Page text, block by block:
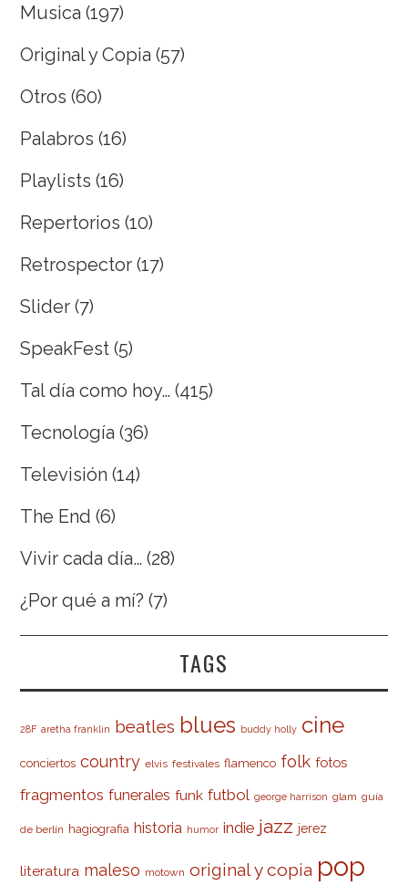
Musica (197)
Original y Copia (57)
Otros (60)
Palabros (16)
Playlists (16)
Repertorios (10)
Retrospector (17)
Slider (7)
SpeakFest (5)
Tal día como hoy… (415)
Tecnología (36)
Televisión (14)
The End (6)
Vivir cada día… (28)
¿Por qué a mí? (7)
TAGS
28F aretha franklin beatles blues buddy holly cine
conciertos country elvis festivales flamenco folk fotos
fragmentos funerales funk futbol george harrison glam guía
de berlín hagiografia historia humor indie jazz jerez
literatura maleso motown original y copia pop